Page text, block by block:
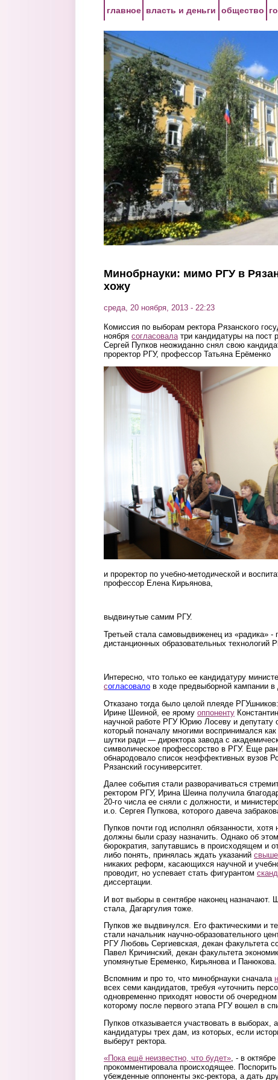
главное власть и деньги общество
Минобрнауки: мимо РГУ в
хожу
среда, 20 ноября, 2013 - 22:23
Комиссия по выборам ректора Рязанского
ноября согласовалатри кандидатуры на пост
Сергей Пупков неожиданно снял свою
проректор РГУ, профессор Татьяна Ерёменко
eremenko.jpg
и проректор по учебно-методической и
профессор Елена Кирьянова,
выдвинутые самим РГУ.
Третьей стала самовыдвиженец из «радика»
дистанционных образовательных технологий
Интересно, что только ее кандидатуру
согласовало в ходе предвыборной кампании в
Отказано тогда было целой плеяде
Ирине Шеиной, ее ярому оппоненту
научной работе РГУ Юрию Лосеву и депутату
который поначалу многими воспринимался
шутки ради — директора завода с
символическое профессорство в РГУ. Еще
обнародовало список неэффективных вузов
Рязанский госуниверситет.
Далее события стали разворачиваться
ректором РГУ, Ирина Шеина получила
20-го числа ее сняли с должности, и
и.о. Сергея Пупкова, которого давеча
Пупков почти год исполнял обязанности,
должны были сразу назначить. Однако об
бюрократия, запутавшись в происходящем и
либо понять, принялась ждать указаний свыше
никаких реформ, касающихся научной и
проводит, но успевает стать фигурантом
диссертации.
И вот выборы в сентябре наконец назначают.
стала, Дагаргулия тоже.
Пупков же выдвинулся. Его фактическими и
стали начальник научно-образовательного
РГУ Любовь Сергиевская, декан факультета
Павел Кричинский, декан факультета
упомянутые Еременко, Кирьянова и Панюкова.
Вспомним и про то, что минобрнауки сначала
всех семи кандидатов, требуя «уточнить
одновременно приходят новости об очередном
которому после первого этапа РГУ вошел в
Пупков отказывается участвовать в выборах,
кандидатуры трех дам, из которых, если
выберут ректора.
«Пока ещё неизвестно, что будет» , - в
прокомментировала происходящее.
убежденные оппоненты экс-ректора, а дать